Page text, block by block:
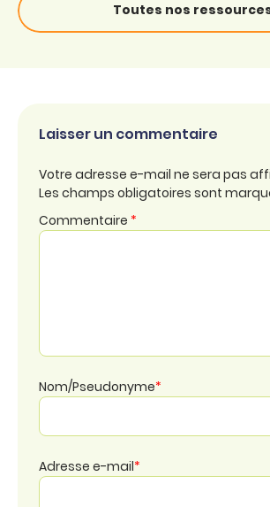
Toutes nos
Laisser un commentaire
Votre adresse e-mail ne sera pas
Les champs obligatoires sont
Commentaire *
Nom/Pseudonyme*
Adresse e-mail*